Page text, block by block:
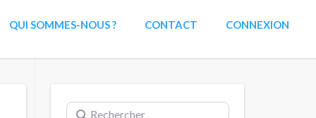
QUI SOMMES-NOUS ? CONTACT CONNEXION
Rechercher